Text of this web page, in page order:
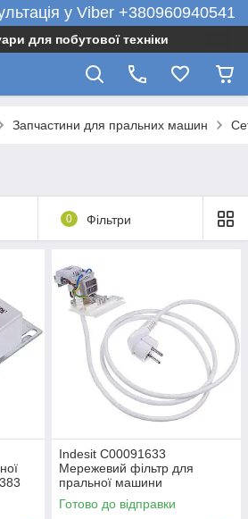
у Viber +380960940541
для побутової техніки
Запчастини для пральних машин
0 Фільтри
Indesit C00091633
Мережевий фільтр для
пральної машини
Готово до відправки